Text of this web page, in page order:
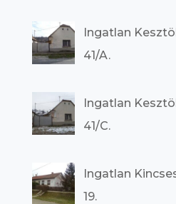
Ingatlan
41/A.
Ingatlan
41/C.
Ingatlan
19.